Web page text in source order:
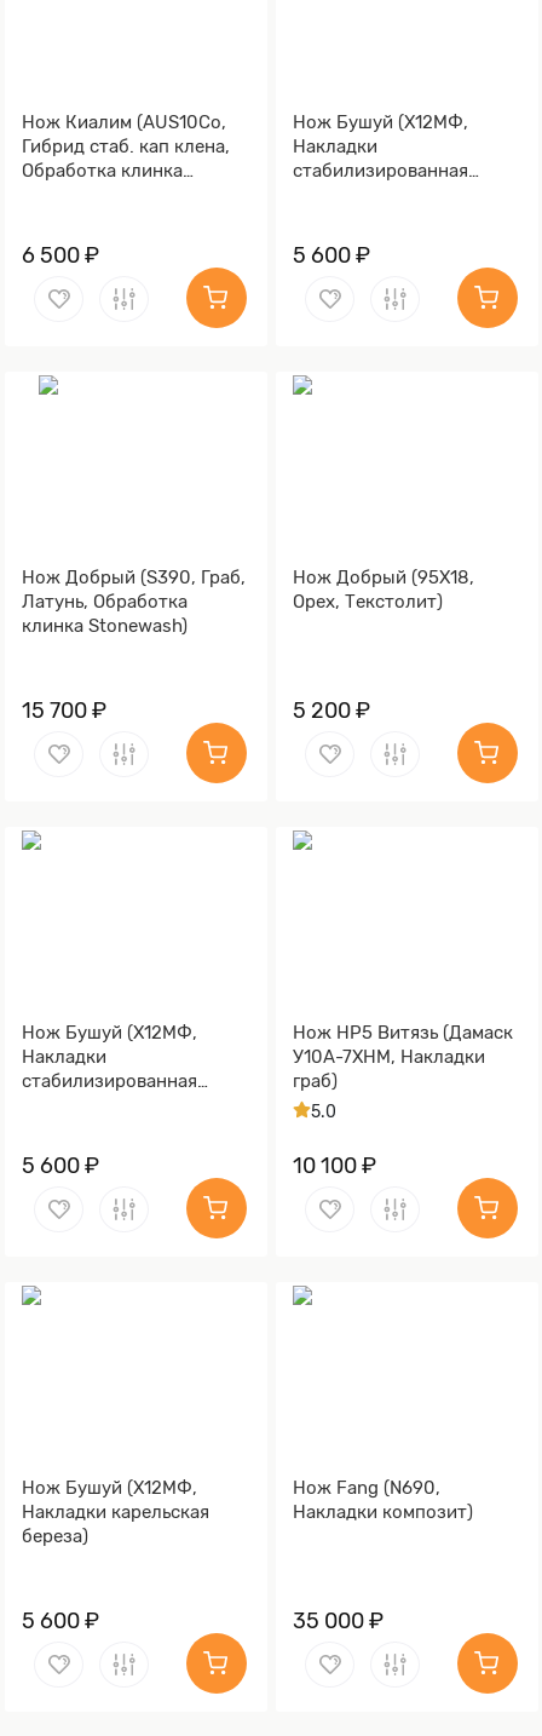
Нож Киалим (AUS10Co,
Гибрид стаб. кап клена,
Обработка клинка
6 500 ₽
Нож Бушуй (Х12МФ,
Накладки
стабилизированная
5 600 ₽
Нож Добрый (S390, Граб,
Латунь, Обработка
клинка Stonewash)
15 700 ₽
Нож Добрый (95Х18,
Орех, Текстолит)
5 200 ₽
Нож Бушуй (Х12МФ,
Накладки
стабилизированная
5 600 ₽
Нож НР5 Витязь (Дамаск
У10А-7ХНМ, Накладки
граб)
5.0
10 100 ₽
Нож Бушуй (Х12МФ,
Накладки карельская
береза)
5 600 ₽
Нож Fang (N690,
Накладки композит)
35 000 ₽